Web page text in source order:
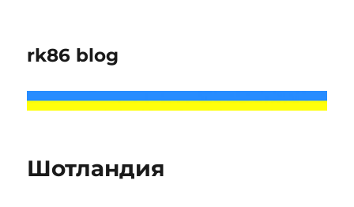
rk86 blog
Шотландия